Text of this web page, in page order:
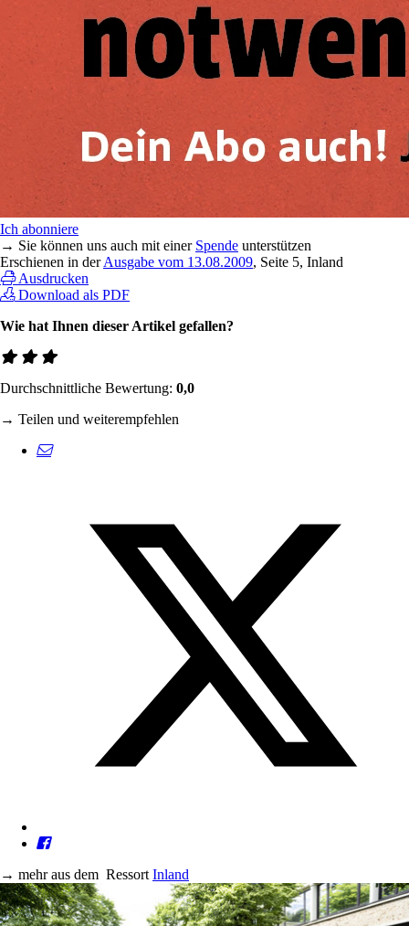
Ich abonniere
→ Sie können uns auch mit einer Spende unterstützen
Erschienen in derAusgabe vom 13.08.2009, Seite 5, Inland
Ausdrucken
Download als PDF
Wie hat Ihnen dieser Artikel gefallen?
Durchschnittliche Bewertung: 0,0
→ Teilen und weiterempfehlen
→ mehr aus dem Ressort Inland